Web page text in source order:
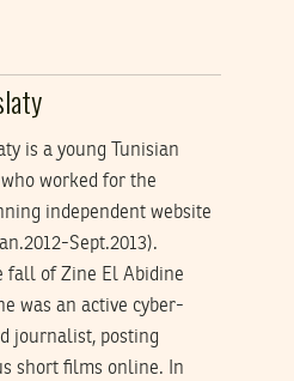
is a young Tunisian
worked for the
independent website
Sept.2013).
fall of Zine El Abidine
was an active cyber-
journalist, posting
short films online. In